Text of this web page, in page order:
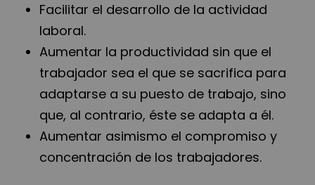
Facilitar el desarrollo de la actividad
laboral.
Aumentar la productividad sin que el
trabajador sea el que se sacrifica para
adaptarse a su puesto de trabajo, sino
que, al contrario, éste se adapta a él.
Aumentar asimismo el compromiso y
concentración de los trabajadores.